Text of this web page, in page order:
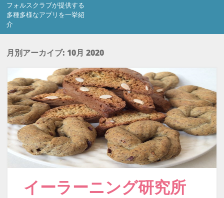
フォルスクラブが提供する
多種多様なアプリを一挙紹
介
月別アーカイブ: 10月 2020
イーラーニング研究所